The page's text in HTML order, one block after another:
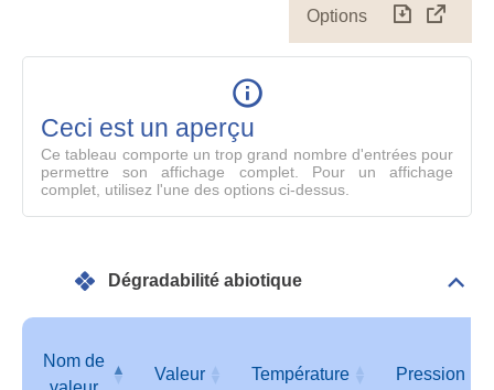
Options
le
Ceci est un aperçu
Ce tableau comporte un trop grand nombre d'entrées pour
permettre son affichage complet. Pour un affichage
complet, utilisez l'une des options ci-dessus.
Dégradabilité abiotique
Nom de
Valeur Température Pression